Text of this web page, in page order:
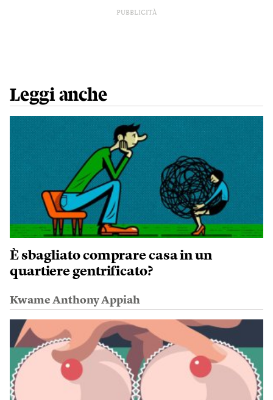
PUBBLICITÀ
Leggi anche
È sbagliato comprare casa in un
quartiere gentrificato?
Kwame Anthony Appiah